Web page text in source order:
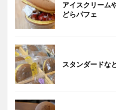
アイスクリーム
どらパフェ
スタンダードな